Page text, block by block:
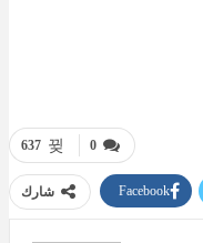
0
637
شارك Facebook